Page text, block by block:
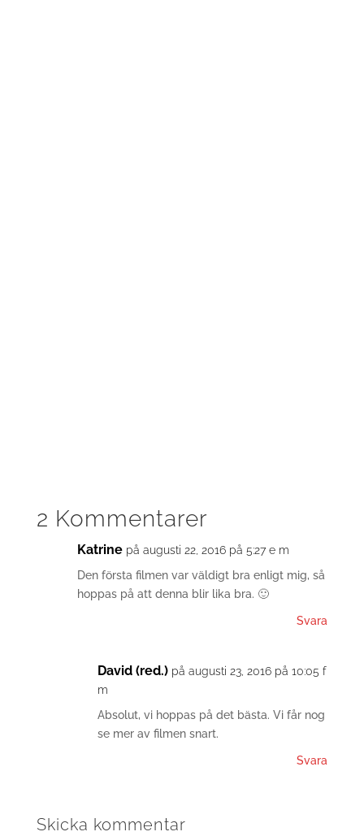
2 Kommentarer
Katrine på augusti 22, 2016 på 5:27 e m
Den första filmen var väldigt bra enligt mig, så
hoppas på att denna blir lika bra. 🙂
Svara
David (red.) på augusti 23, 2016 på 10:05 f
m
Absolut, vi hoppas på det bästa. Vi får nog
se mer av filmen snart.
Svara
Skicka kommentar